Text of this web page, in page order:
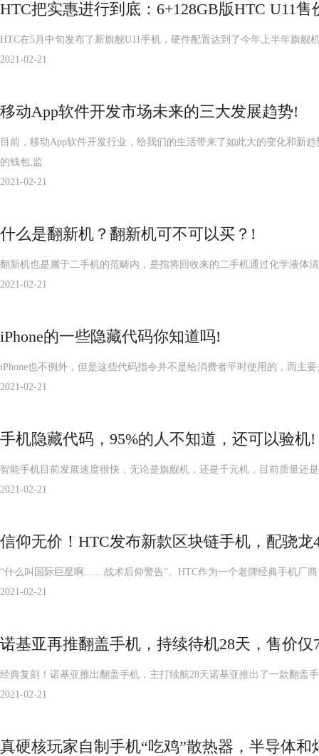
HTC把实惠进行到底：6+128GB版HTC U11售
HTC在5月中旬发布了新旗舰U11手机，硬件配置达到了今年上半年旗舰
2021-02-21
移动App软件开发市场未来的三大发展趋势!
目前，移动App软件开发行业，给我们的生活带来了如此大的变化和新
的钱包,监
2021-02-21
什么是翻新机？翻新机可不可以买？!
翻新机也是属于二手机的范畴内，是指将回收来的二手机通过化学液体
2021-02-21
iPhone的一些隐藏代码你知道吗!
iPhone也不例外，但是这些代码指令并不是给消费者平时使用的，而主
2021-02-21
手机隐藏代码，95%的人不知道，还可以验机!
智能手机目前发展速度很快，无论是旗舰机，还是千元机，目前质量还
2021-02-21
信仰无价！HTC发布新款区块链手机，配骁龙
“什么叫国际巨星啊.......战术后仰警告”。HTC作为一个老牌经典手机厂
2021-02-21
诺基亚再推翻盖手机，持续待机28天，售价仅
经典复刻！诺基亚推出翻盖手机，主打续航28天诺基亚推出了一款翻盖
2021-02-21
真硬核玩家自制手机“吃鸡”散热器，半导体和